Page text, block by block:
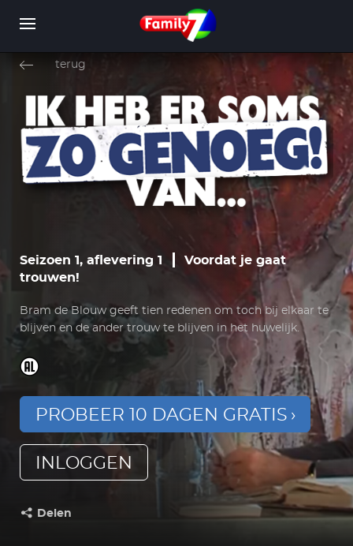
gaan
WORD LID INLOGGEN
terug
Seizoen 1, aflevering 1
Voordat je gaat
trouwen!
Bram de Blouw geeft tien redenen om toch bij elkaar te
blijven en de ander trouw te blijven in het huwelijk.
PROBEER 10 DAGEN GRATIS
INLOGGEN
Delen